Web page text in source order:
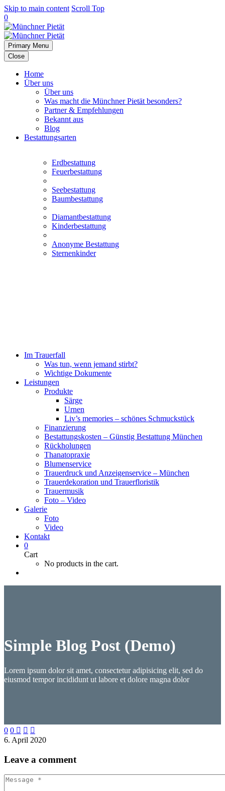
Skip to main content Scroll Top
0
Primary Menu
Close
Home
Über uns
Über uns
Was macht die Münchner Pietät besonders?
Partner & Empfehlungen
Bekannt aus
Blog
Bestattungsarten
Erdbestattung
Feuerbestattung
Seebestattung
Baumbestattung
Diamantbestattung
Kinderbestattung
Anonyme Bestattung
Sternenkinder
Im Trauerfall
Was tun, wenn jemand stirbt?
Wichtige Dokumente
Leistungen
Produkte
Särge
Urnen
Liv’s memories – schönes Schmuckstück
Finanzierung
Bestattungskosten – Günstig Bestattung München
Rückholungen
Thanatopraxie
Blumenservice
Trauerdruck und Anzeigenservice – München
Trauerdekoration und Trauerfloristik
Trauermusik
Foto – Video
Galerie
Foto
Video
Kontakt
0
Cart
No products in the cart.
Simple Blog Post (Demo)
Lorem ipsum dolor sit amet, consectetur adipisicing elit, sed do
eiusmod tempor incididunt ut labore et dolore magna dolor
0 0   
6. April 2020
Leave a comment